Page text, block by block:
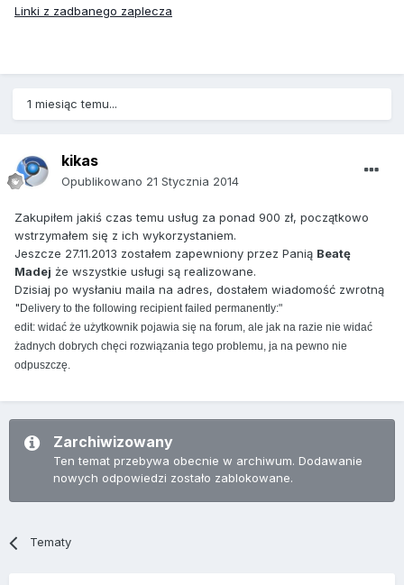
Linki z zadbanego zaplecza
1 miesiąc temu...
kikas
Opublikowano 21 Stycznia 2014
Zakupiłem jakiś czas temu usług za ponad 900 zł, początkowo
wstrzymałem się z ich wykorzystaniem.
Jeszcze 27.11.2013 zostałem zapewniony przez Panią Beatę
Madej że wszystkie usługi są realizowane.
Dzisiaj po wysłaniu maila na adres, dostałem wiadomość zwrotną
" Delivery to the following recipient failed permanently:"
edit: widać że użytkownik pojawia się na forum, ale jak na razie nie widać
żadnych dobrych chęci rozwiązania tego problemu, ja na pewno nie
odpuszczę.
Zarchiwizowany
Ten temat przebywa obecnie w archiwum. Dodawanie
nowych odpowiedzi zostało zablokowane.
Tematy